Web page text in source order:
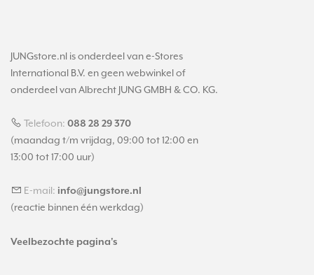
JUNGstore.nl is onderdeel van e-Stores
International B.V. en geen webwinkel of
onderdeel van Albrecht JUNG GMBH & CO. KG.
Telefoon: 088 28 29 370
(maandag t/m vrijdag, 09:00 tot 12:00 en
13:00 tot 17:00 uur)
E-mail: info@jungstore.nl
(reactie binnen één werkdag)
Veelbezochte pagina's